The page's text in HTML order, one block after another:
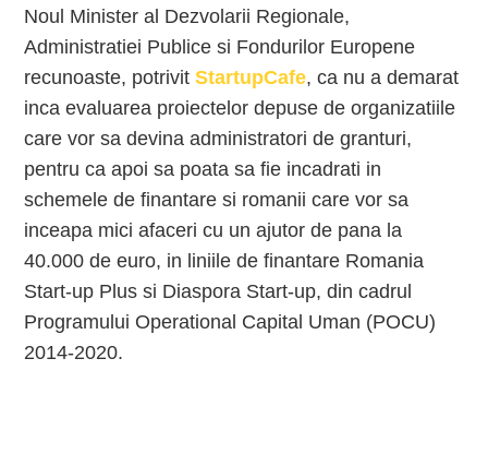
Noul Minister al Dezvolarii Regionale,
Administratiei Publice si Fondurilor Europene
recunoaste, potrivitStartupCafe, ca nu a demarat
inca evaluarea proiectelor depuse de organizatiile
care vor sa devina administratori de granturi,
pentru ca apoi sa poata sa fie incadrati in
schemele de finantare si romanii care vor sa
inceapa mici afaceri cu un ajutor de pana la
40.000 de euro, in liniile de finantare Romania
Start-up Plus si Diaspora Start-up, din cadrul
Programului Operational Capital Uman (POCU)
2014-2020.